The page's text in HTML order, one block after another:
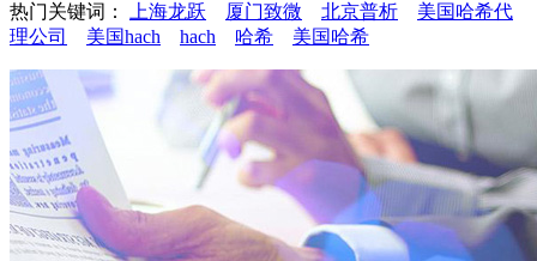
热门关键词： 上海龙跃 厦门致微 北京普析
美国哈希代
理公司
美国hach hach 哈希 美国哈希